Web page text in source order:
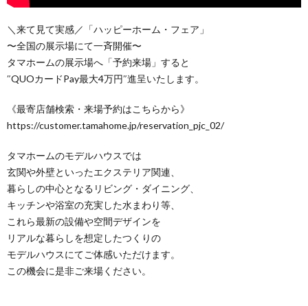
＼来て見て実感／「ハッピーホーム・フェア」
〜全国の展示場にて一斉開催〜
タマホームの展示場へ「予約来場」すると
″QUOカードPay最大4万円″進呈いたします。
《最寄店舗検索・来場予約はこちらから》
https://customer.tamahome.jp/reservation_pjc_02/
タマホームのモデルハウスでは
玄関や外壁といったエクステリア関連、
暮らしの中心となるリビング・ダイニング、
キッチンや浴室の充実した水まわり等、
これら最新の設備や空間デザインを
リアルな暮らしを想定したつくりの
モデルハウスにてご体感いただけます。
この機会に是非ご来場ください。